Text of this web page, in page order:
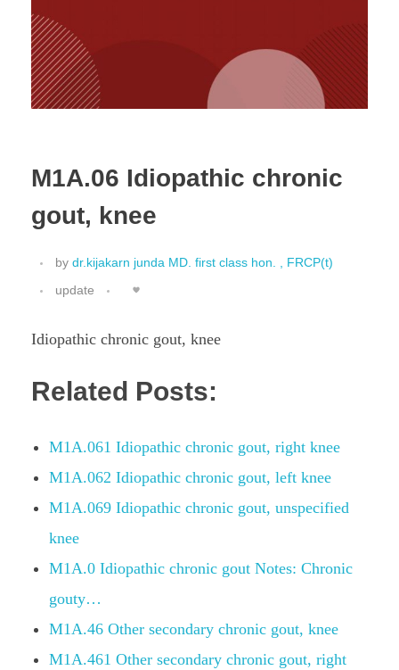
M1A.06 Idiopathic chronic
gout, knee
by dr.kijakarn junda MD. first class hon. , FRCP(t)
update
Idiopathic chronic gout, knee
Related Posts:
M1A.061 Idiopathic chronic gout, right knee
M1A.062 Idiopathic chronic gout, left knee
M1A.069 Idiopathic chronic gout, unspecified
knee
M1A.0 Idiopathic chronic gout Notes: Chronic
gouty…
M1A.46 Other secondary chronic gout, knee
M1A.461 Other secondary chronic gout, right